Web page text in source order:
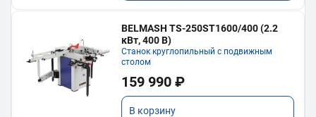
BELMASH TS-250ST1600/400 (2.2
кВт, 400 В)
Станок круглопильный с подвижным
столом
159 990 ₽
В корзину